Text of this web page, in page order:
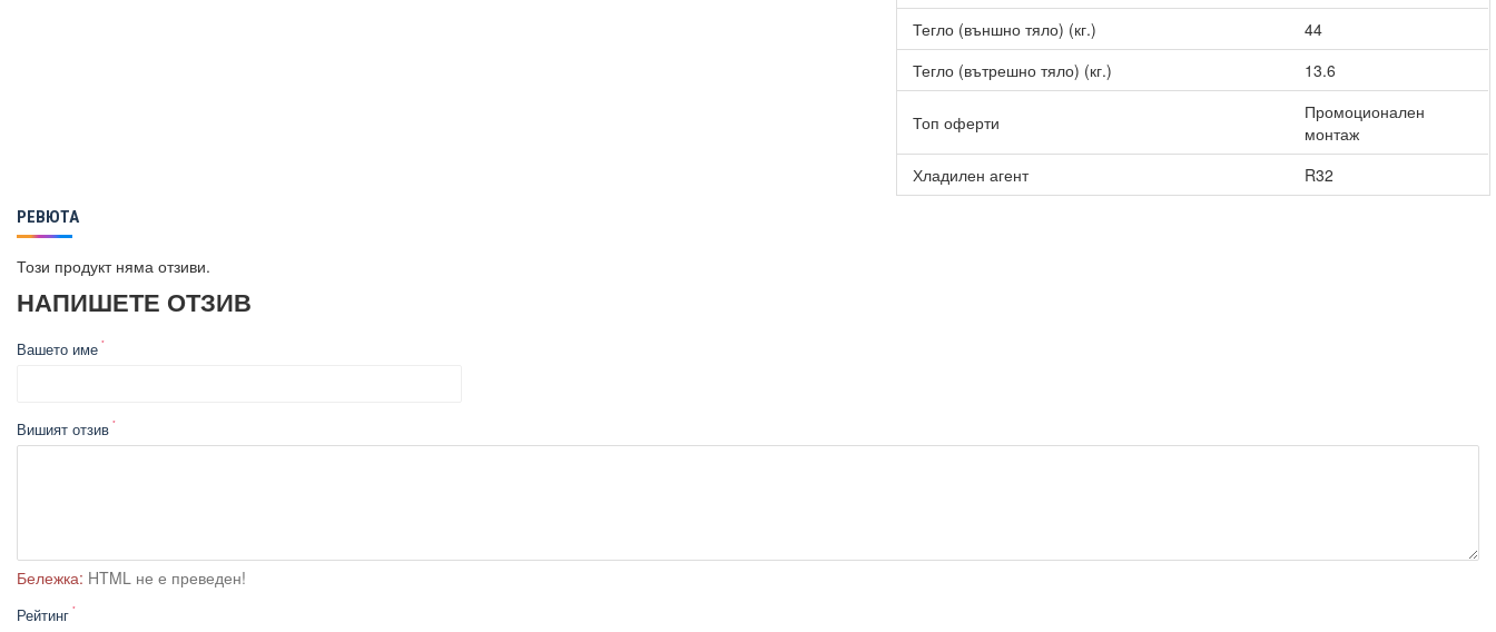
Тегло (външно тяло) (кг.)
44
Тегло (вътрешно тяло) (кг.)
13.6
Топ оферти
Промоционален
монтаж
Хладилен агент
R32
РЕВЮТА
Този продукт няма отзиви.
НАПИШЕТЕ ОТЗИВ
Вашето име
Вишият отзив
Бележка: HTML не е преведен!
Рейтинг